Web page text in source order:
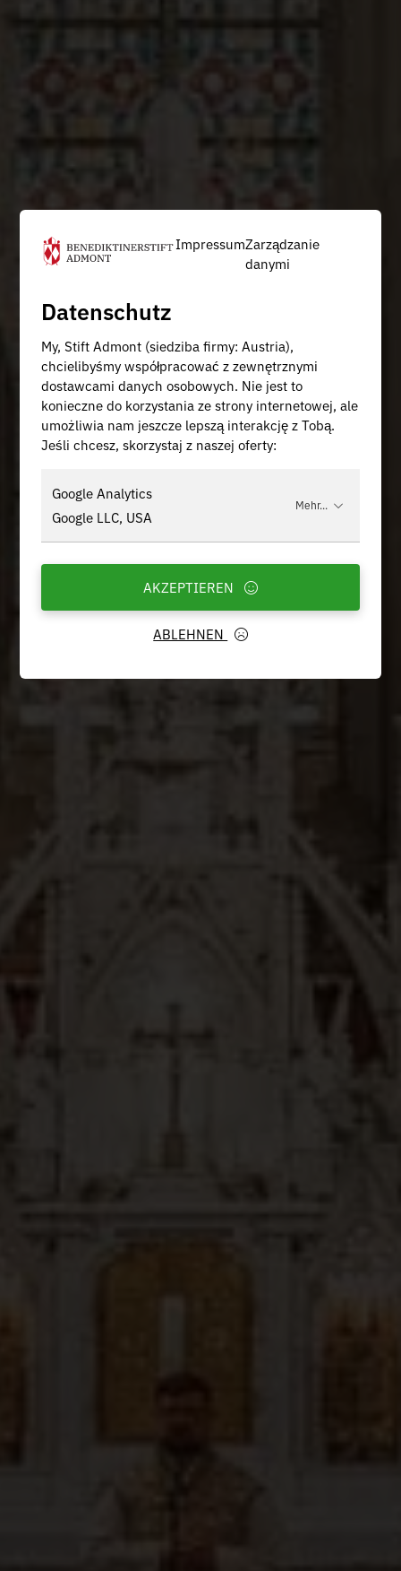
ImpressumZarządzanie
danymi
Datenschutz
My, Stift Admont (siedziba firmy: Austria),
chcielibyśmy współpracować z zewnętrznymi
dostawcami danych osobowych. Nie jest to
konieczne do korzystania ze strony internetowej, ale
umożliwia nam jeszcze lepszą interakcję z Tobą.
Jeśli chcesz, skorzystaj z naszej oferty:
Google Analytics
Google LLC, USA
Mehr...
ABLEHNEN
AKZEPTIEREN